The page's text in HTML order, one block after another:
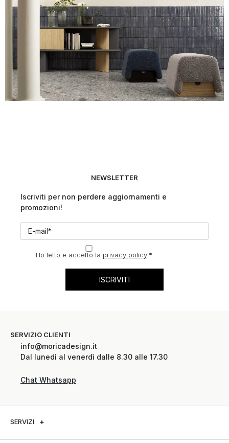
SERVIZIO CLIENTI
info@moricadesign.it
Dal lunedì al venerdì dalle 8.30 alle 17.30
Chat Whatsapp
NEWSLETTER
Iscriviti per non perdere aggiornamenti e
promozioni!
Ho letto e accetto la privacy policy. *
SERVIZI +